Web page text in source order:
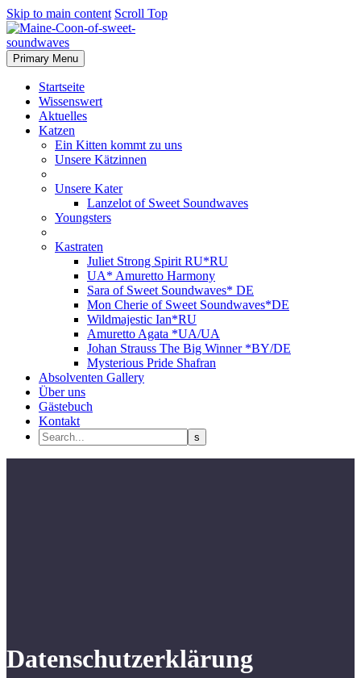
Skip to main content Scroll Top
Primary Menu
Startseite
Wissenswert
Aktuelles
Katzen
Ein Kitten kommt zu uns
Unsere Kätzinnen
Unsere Kater
Lanzelot of Sweet Soundwaves
Youngsters
Kastraten
Juliet Strong Spirit RU*RU
UA* Amuretto Harmony
Sara of Sweet Soundwaves* DE
Mon Cherie of Sweet Soundwaves*DE
Wildmajestic Ian*RU
Amuretto Agata *UA/UA
Johan Strauss The Big Winner *BY/DE
Mysterious Pride Shafran
Absolventen Gallery
Über uns
Gästebuch
Kontakt
Datenschutzerklärung